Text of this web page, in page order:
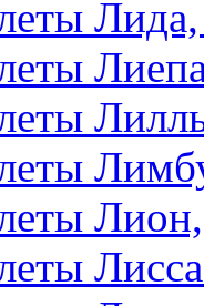
Лида,